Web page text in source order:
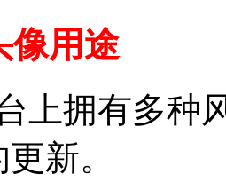
像用途
上拥有多种
新。